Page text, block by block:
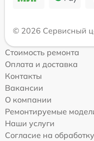
© 2026 Сервисный
Стоимость ремонта
Оплата и доставка
Контакты
Вакансии
О компании
Ремонтируемые
Наши услуги
Согласие на